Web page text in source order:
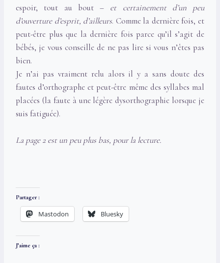
espoir, tout au bout – et certainement d’un peu
d’ouverture d’esprit, d’ailleurs. Comme la dernière fois, et
peut-être plus que la dernière fois parce qu’il s’agit de
bébés, je vous conseille de ne pas lire si vous n’êtes pas
bien.
Je n’ai pas vraiment relu alors il y a sans doute des
fautes d’orthographe et peut-être même des syllabes mal
placées (la faute à une légère dysorthographie lorsque je
suis fatiguée).
La page 2 est un peu plus bas, pour la lecture.
Partager :
Mastodon Bluesky
J’aime ça :